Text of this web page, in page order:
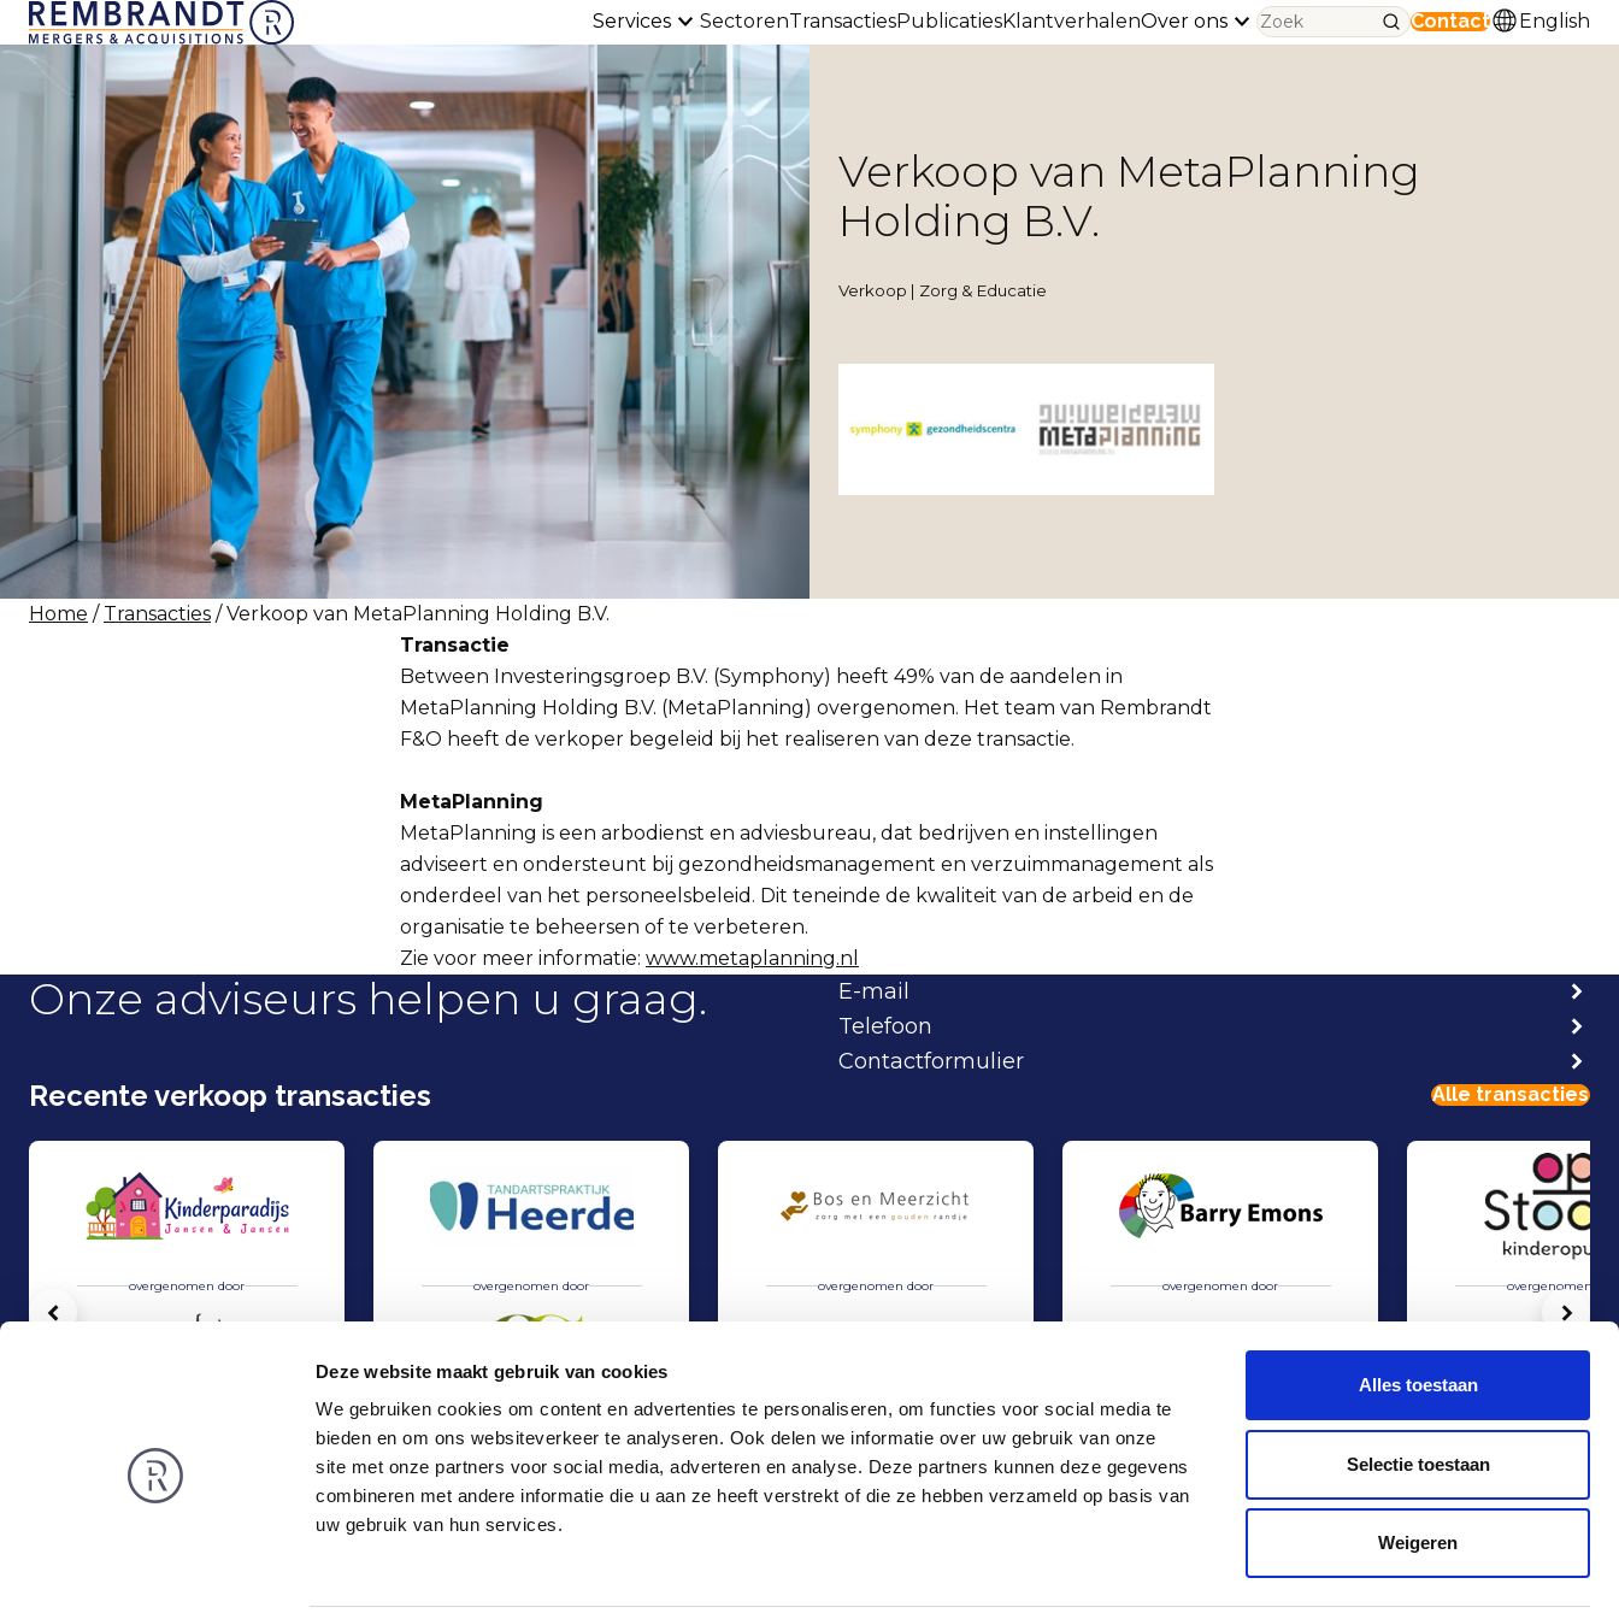
Deze website maakt gebruik van cookies
We gebruiken cookies om content en advertenties te personaliseren, om functies voor social media te
bieden en om ons websiteverkeer te analyseren. Ook delen we informatie over uw gebruik van onze
site met onze partners voor social media, adverteren en analyse. Deze partners kunnen deze gegevens
combineren met andere informatie die u aan ze heeft verstrekt of die ze hebben verzameld op basis van
uw gebruik van hun services.
Alles toestaan
Selectie toestaan
Weigeren
Services SectorenTransactiesPublicatiesKlantverhalenOver ons Contact English
Verkoop van MetaPlanning
Holding B.V.
Verkoop | Zorg & Educatie
Home / Transacties / Verkoop van MetaPlanning Holding B.V.
Transactie
Between Investeringsgroep B.V. (Symphony) heeft 49% van de aandelen in
MetaPlanning Holding B.V. (MetaPlanning) overgenomen. Het team van Rembrandt
F&O heeft de verkoper begeleid bij het realiseren van deze transactie.
MetaPlanning
MetaPlanning is een arbodienst en adviesbureau, dat bedrijven en instellingen
adviseert en ondersteunt bij gezondheidsmanagement en verzuimmanagement als
onderdeel van het personeelsbeleid. Dit teneinde de kwaliteit van de arbeid en de
organisatie te beheersen of te verbeteren.
Zie voor meer informatie: www.metaplanning.nl
Onze adviseurs helpen u graag.
E-mail
Telefoon
Contactformulier
Recente verkoop transacties Alle transacties
overgenomen door
Overname Kinderparadijs Jansen & Jansen door Kids Lodge
Zorg & Educatie
overgenomen door
Overname van Tandartspraktijk Heerde en Tandtechnisch Lab Heerde door Oral Care ...
Zorg & Educatie
overgenomen door
Overname Bos en Meerzicht door Domus Valuas
Zorg & Educatie
overgenomen door
Zorg & Educatie
overgenomen
Zorg & Educatie
Vorige
Rembrandt
Nieuws
Locaties
Contact
info@rma.nl